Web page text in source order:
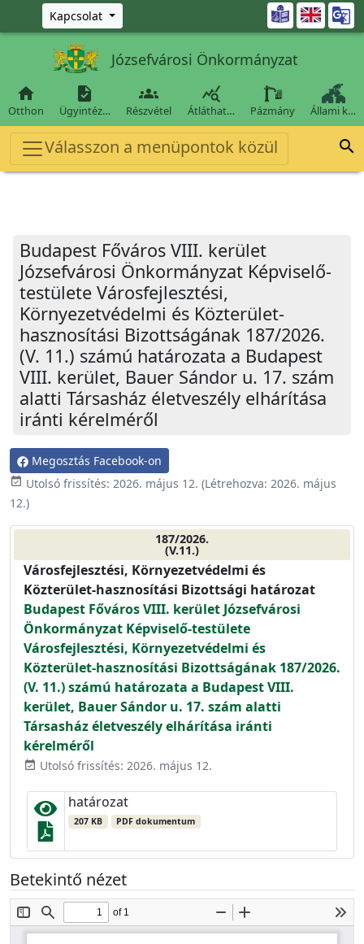
Ugrás a fő tartalomra
Kapcsolat 
Józsefvárosi Önkormányzat

Otthon

Ügyintéz…

Részvétel

Átláthat… Pázmány Állami k…
Válasszon a menüpontok közül 
Budapest Főváros VIII. kerület
Józsefvárosi Önkormányzat Képviselő-
testülete Városfejlesztési,
Környezetvédelmi és Közterület-
hasznosítási Bizottságának 187/2026.
(V. 11.) számú határozata a Budapest
VIII. kerület, Bauer Sándor u. 17. szám
alatti Társasház életveszély elhárítása
iránti kérelméről
Megosztás Facebook-on
event_available Utolsó frissítés: 2026. május 12. (Létrehozva: 2026. május
12.)
187/2026.
(V.11.)
Városfejlesztési, Környezetvédelmi és
Közterület-hasznosítási Bizottsági határozat
Budapest Főváros VIII. kerület Józsefvárosi
Önkormányzat Képviselő-testülete
Városfejlesztési, Környezetvédelmi és
Közterület-hasznosítási Bizottságának 187/2026.
(V. 11.) számú határozata a Budapest VIII.
kerület, Bauer Sándor u. 17. szám alatti
Társasház életveszély elhárítása iránti
kérelméről
event_available Utolsó frissítés: 2026. május 12.
határozat
207 KB PDF dokumentum
Betekintő nézet